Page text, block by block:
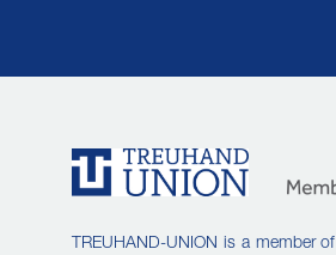
TREUHAND-UNION is a member